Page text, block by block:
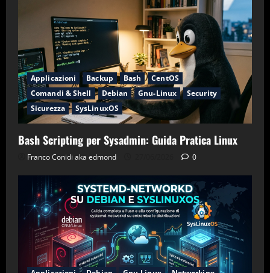
Applicazioni Backup Bash
CentOS
Comandi & Shell
Debian Gnu-Linux
Security
Sicurezza
SysLinuxOS
Bash Scripting per Sysadmin: Guida Pratica Linux
Franco Conidi aka edmond 0